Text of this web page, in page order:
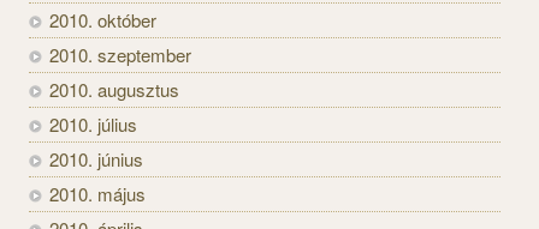
2010. október
2010. szeptember
2010. augusztus
2010. július
2010. június
2010. május